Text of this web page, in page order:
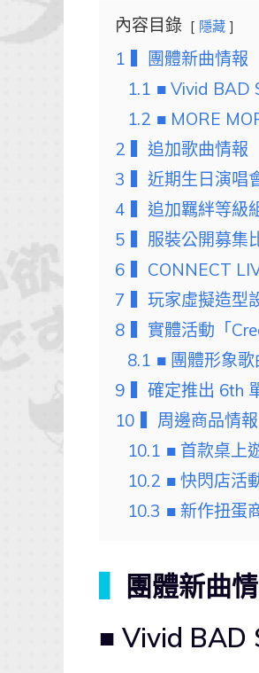
內容目錄 隱藏
1
▍團體新曲情報
1.1 ■ Vivid BAD
1.2 ■ MORE
2
▍追加歌曲情報
3
▍近期生日演唱
4
▍追加羈絆等級
5
▍服裝公開募集
6
▍CONNECT
7
▍玩家虛擬造型
8
▍實體活動「
8.1 ■ 團體形象
9
▍確定推出 6th
10
▍周邊商品情報
10.1 ■ 首款桌上
10.2 ■ 快閃店活
10.3 ■ 新作扭蛋
團體新曲
■ Vivid BAD